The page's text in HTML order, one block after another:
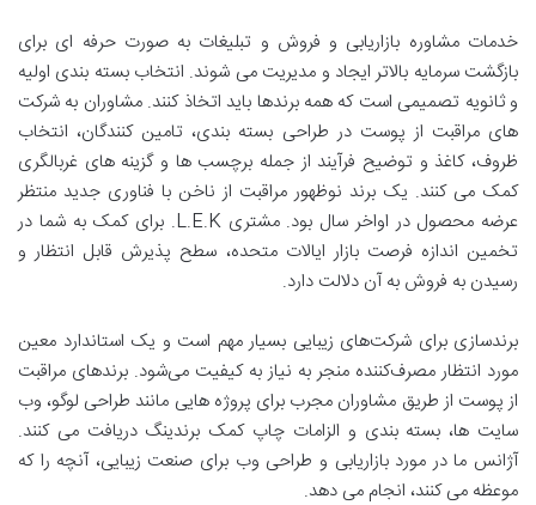
خدمات مشاوره بازاریابی و فروش و تبلیغات به صورت حرفه ای برای
بازگشت سرمایه بالاتر ایجاد و مدیریت می شوند. انتخاب بسته بندی اولیه
و ثانویه تصمیمی است که همه برندها باید اتخاذ کنند. مشاوران به شرکت
های مراقبت از پوست در طراحی بسته بندی، تامین کنندگان، انتخاب
ظروف، کاغذ و توضیح فرآیند از جمله برچسب ها و گزینه های غربالگری
کمک می کنند. یک برند نوظهور مراقبت از ناخن با فناوری جدید منتظر
عرضه محصول در اواخر سال بود. مشتری L.E.K. برای کمک به شما در
تخمین اندازه فرصت بازار ایالات متحده، سطح پذیرش قابل انتظار و
رسیدن به فروش به آن دلالت دارد.
برندسازی برای شرکت‌های زیبایی بسیار مهم است و یک استاندارد معین
مورد انتظار مصرف‌کننده منجر به نیاز به کیفیت می‌شود. برندهای مراقبت
از پوست از طریق مشاوران مجرب برای پروژه هایی مانند طراحی لوگو، وب
سایت ها، بسته بندی و الزامات چاپ کمک برندینگ دریافت می کنند.
آژانس ما در مورد بازاریابی و طراحی وب برای صنعت زیبایی، آنچه را که
موعظه می کنند، انجام می دهد.